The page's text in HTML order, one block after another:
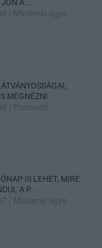
A...
Mindenki ügye
MEGNÉZNI
Promóció
IS LEHET, MIRE
A P...
Mindenki ügye